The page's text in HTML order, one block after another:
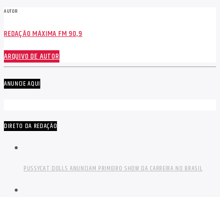
AUTOR
REDAÇÃO MÁXIMA FM 90,9
ARQUIVO DE AUTOR
ANUNCIE AQUI
DIRETO DA REDAÇÃO
PUSSYCAT DOLLS ANUNCIAM PRIMEIRO SHOW DA CARREIRA NO BRASIL